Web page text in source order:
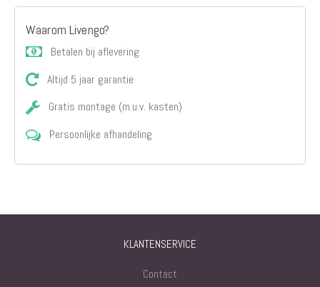
Waarom Livengo?
Betalen bij aflevering
Altijd 5 jaar garantie
Gratis montage (m.u.v. kasten)
Persoonlijke afhandeling
KLANTENSERVICE
Contact